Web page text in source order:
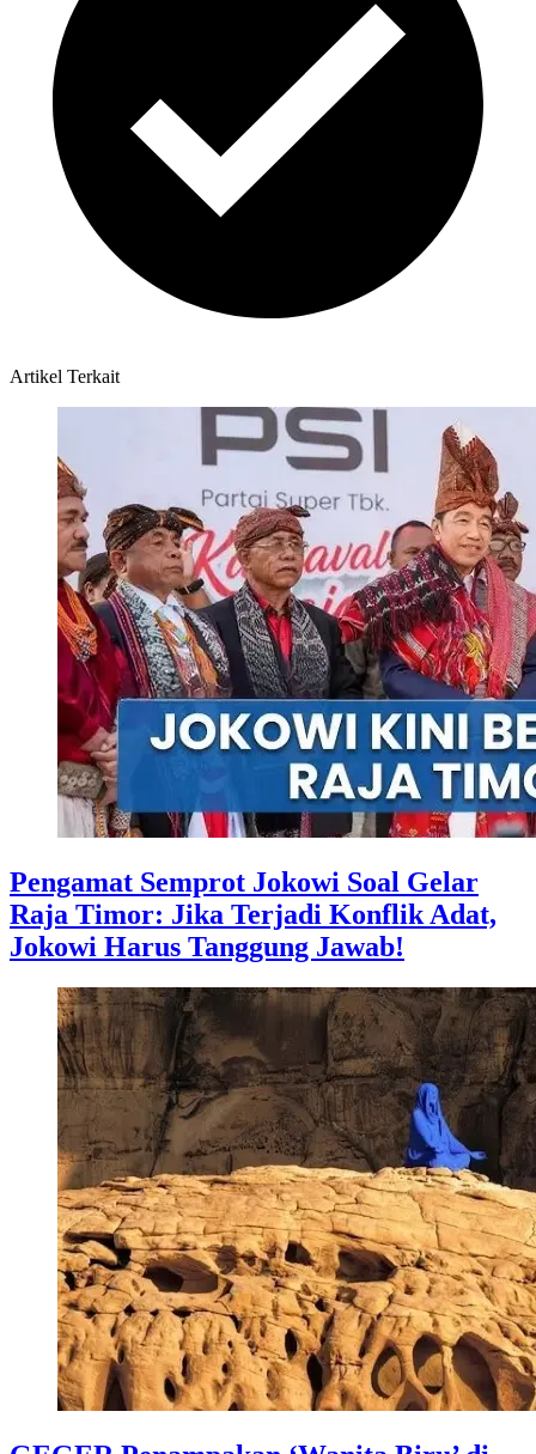
Artikel Terkait
Pengamat Semprot Jokowi Soal Gelar
Raja Timor: Jika Terjadi Konflik Adat,
Jokowi Harus Tanggung Jawab!